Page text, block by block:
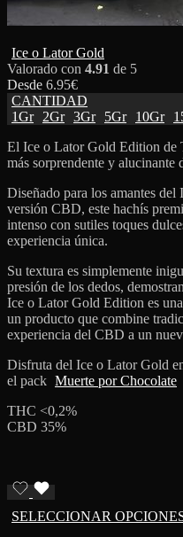
Ice o Lator Gold
Valorado con 4.91 de 5
Desde 6.95€
CANTIDAD
1Gr
2Gr 3Gr 5Gr 10Gr
El Ice o Lator Gold Edition de
más sorprendente y alucinante
Diseñado para los amantes del
versión CBD, este hachís
intenso con sutiles toques
experiencia única.
Su textura es simplemente
presión de los dedos,
Ice o Lator Gold Edition es
un producto que combine
experiencia del CBD a un
Disfruta del Ice o Lator Gold
el pack Muerte por Chocolate
THC <0,2%
CBD 35%
SELECCIONAR